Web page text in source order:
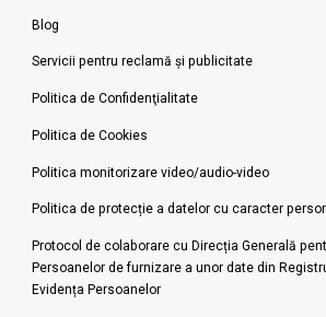
Blog
Servicii pentru reclamă și publicitate
Politica de Confidenţialitate
Politica de Cookies
Politica monitorizare video/audio-video
Politica de protecție a datelor cu caracter
Protocol de colaborare cu Direcția Generală
Persoanelor de furnizare a unor date din
Evidența Persoanelor